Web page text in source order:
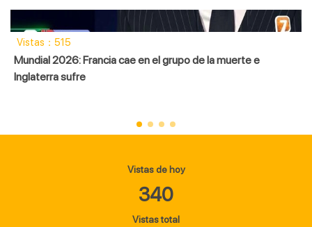
Vistas：93
Gem Trio reparte hasta 20,000x en bonus
Vistas de hoy
340
Vistas total